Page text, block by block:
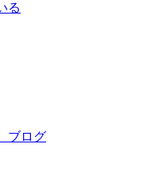
る
ログ